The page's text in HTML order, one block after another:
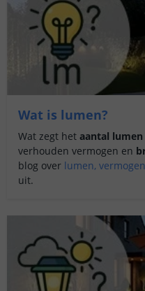
Wat is lumen?
Wat zegt het aantal lumen
verhouden vermogen en
blog over lumen,
uit.